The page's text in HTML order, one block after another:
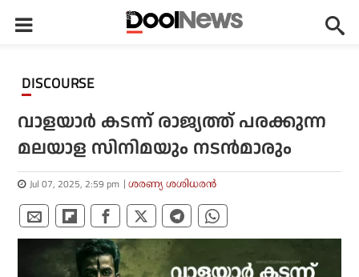
DISCOURSE
വാളയാര്‍ കടന്ന് രാജ്യത്ത് പരക്കുന്ന
മലയാള സിനിമയും നടന്‍മാരും
Jul 07, 2025, 2:59 pm ശരണ്യ ശശിധരൻ